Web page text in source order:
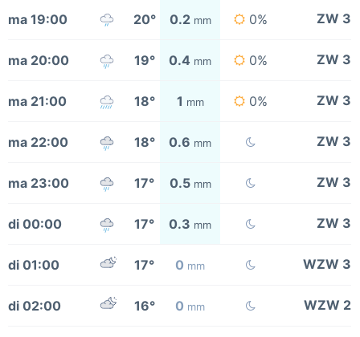
ma 19:00 20° 0.2 mm 0% ZW 3
ma 20:00 19° 0.4 mm 0% ZW 3
ma 21:00 18° 1 mm 0% ZW 3
ma 22:00 18° 0.6 mm ZW 3
ma 23:00 17° 0.5 mm ZW 3
di 00:00 17° 0.3 mm ZW 3
di 01:00 17° 0 mm WZW 3
di 02:00 16° 0 mm WZW 2